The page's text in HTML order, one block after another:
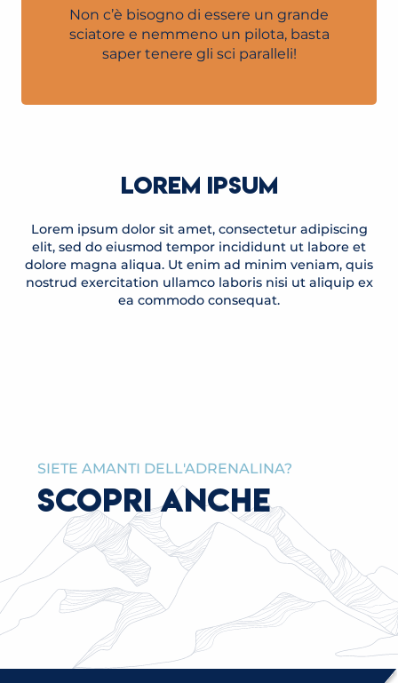
Non c’è bisogno di essere un grande
sciatore e nemmeno un pilota, basta
saper tenere gli sci paralleli!
LOREM IPSUM
Lorem ipsum dolor sit amet, consectetur adipiscing
elit, sed do eiusmod tempor incididunt ut labore et
dolore magna aliqua. Ut enim ad minim veniam, quis
nostrud exercitation ullamco laboris nisi ut aliquip ex
ea commodo consequat.
SIETE AMANTI DELL'ADRENALINA?
SCOPRI ANCHE
IL FESTIVAL DELLE GUIDE DI SAINT-GERVAIS